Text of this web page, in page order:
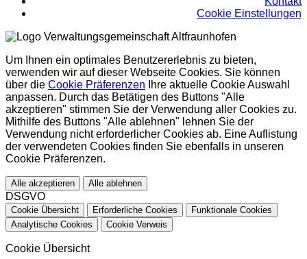
Cookie Einstellungen
Um Ihnen ein optimales Benutzererlebnis zu bieten,
verwenden wir auf dieser Webseite Cookies. Sie können
über die Cookie Präferenzen Ihre aktuelle Cookie Auswahl
anpassen. Durch das Betätigen des Buttons "Alle
akzeptieren" stimmen Sie der Verwendung aller Cookies zu.
Mithilfe des Buttons "Alle ablehnen" lehnen Sie der
Verwendung nicht erforderlicher Cookies ab. Eine Auflistung
der verwendeten Cookies finden Sie ebenfalls in unseren
Cookie Präferenzen.
Alle akzeptieren Alle ablehnen
DSGVO
Cookie Übersicht Erforderliche Cookies
Funktionale Cookies
Analytische Cookies
Cookie Verweis
Cookie Übersicht